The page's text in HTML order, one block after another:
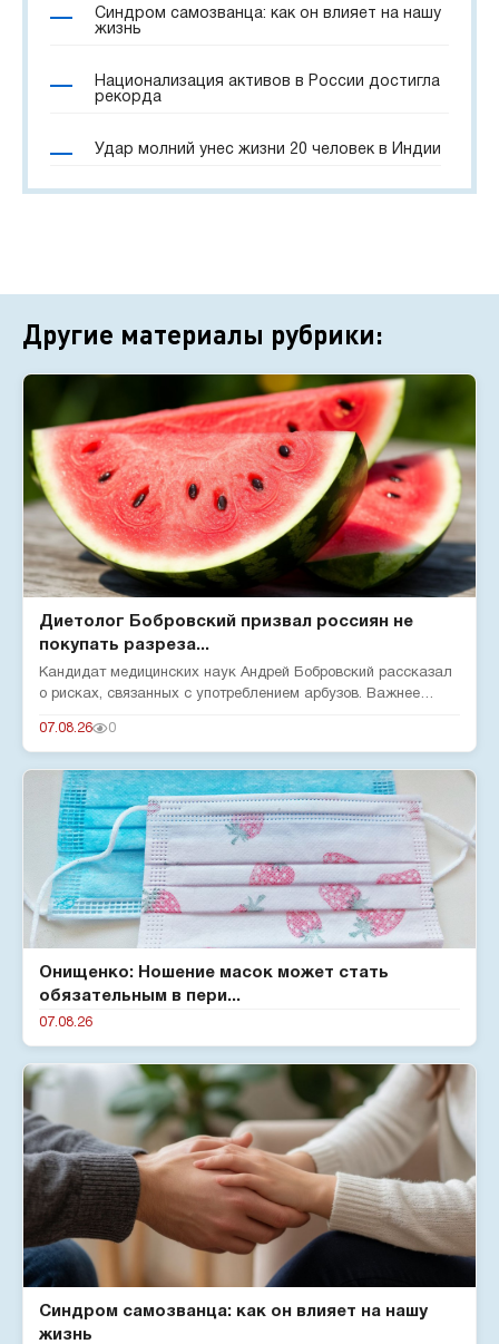
Синдром самозванца: как он влияет на нашу
жизнь
Национализация активов в России достигла
рекорда
Удар молний унес жизни 20 человек в Индии
Другие материалы рубрики:
Диетолог Бобровский призвал россиян не
покупать разреза...
Кандидат медицинских наук Андрей Бобровский рассказал
о рисках, связанных с употреблением арбузов. Важнее
07.08.26 0
Онищенко: Ношение масок может стать
обязательным в пери...
07.08.26
Синдром самозванца: как он влияет на нашу
жизнь